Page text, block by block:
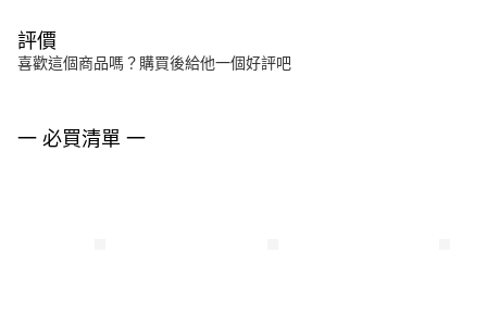
評價
喜歡這個商品嗎？購買後給他一個好評吧
一 必買清單 一